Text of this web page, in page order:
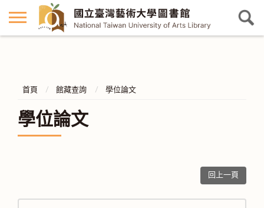
首頁 館藏查詢 學位論文
學位論文
回上一頁